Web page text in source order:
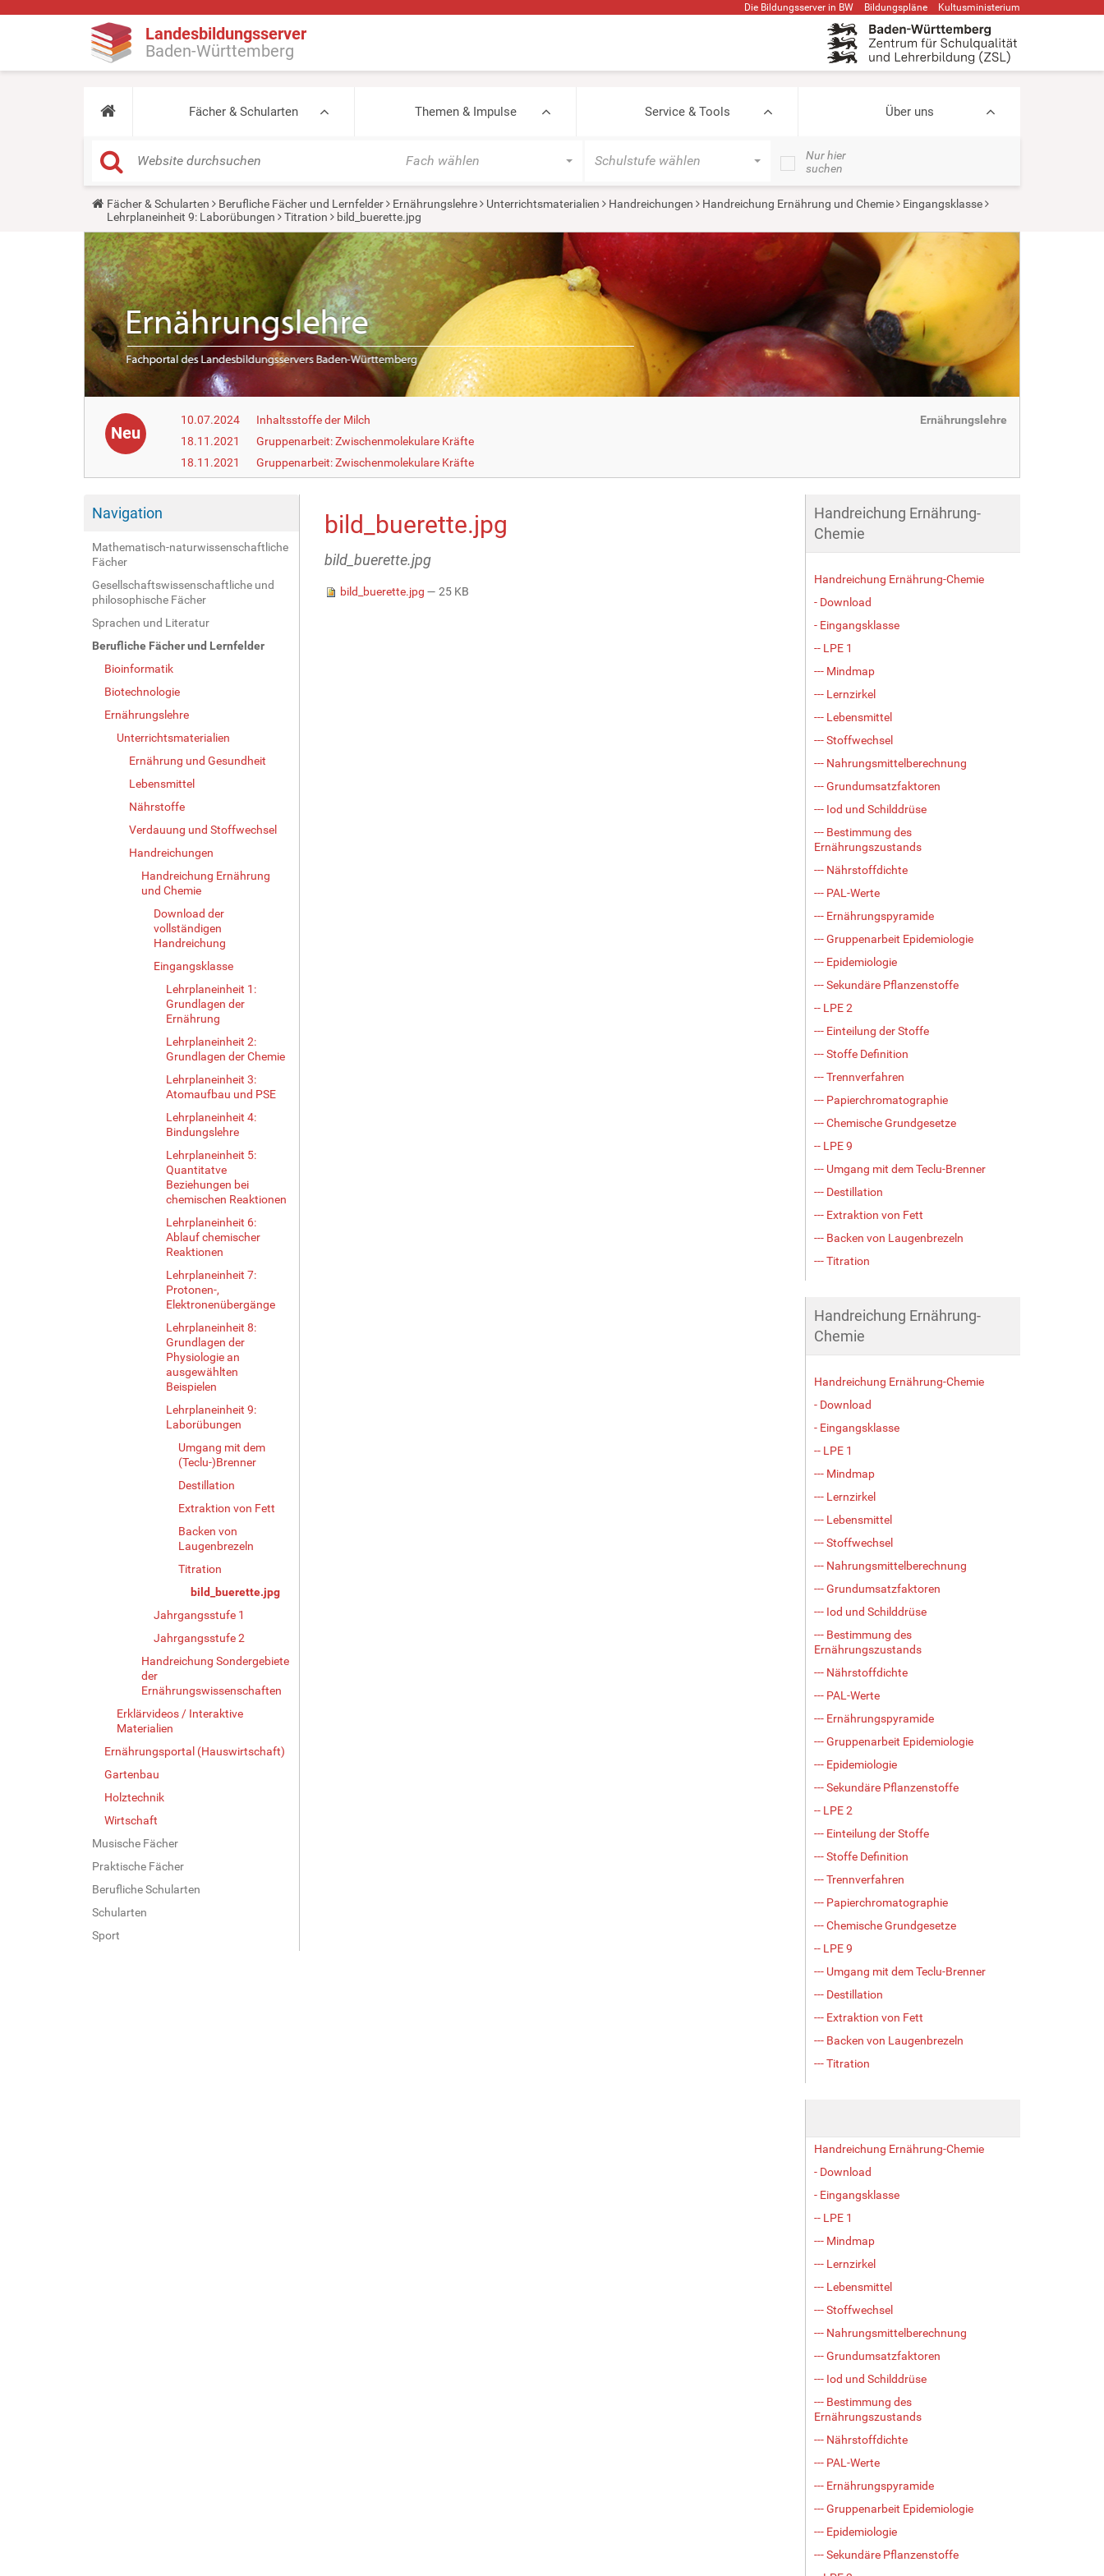
Die Bildungsserver in BW Bildungspläne Kultusministerium
Landesbildungsserver
Baden-Württemberg
Fächer & Schularten Themen & Impulse Service & Tools Über uns
Fach wählen Schulstufe wählen
Nur hier
suchen
Y
u
a
r
e
h
e
r
e
:
Fächer & Schularten Berufliche Fächer und Lernfelder Ernährungslehre Unterrichtsmaterialien Handreichungen Handreichung Ernährung und Chemie
Eingangsklasse
Lehrplaneinheit 9: Laborübungen
Titration bild_buerette.jpg
Neu
10.07.2024
Inhaltsstoffe der Milch
18.11.2021
Gruppenarbeit: Zwischenmolekulare Kräfte
18.11.2021
Gruppenarbeit: Zwischenmolekulare Kräfte
Ernährungslehre
Navigation
Mathematisch-naturwissenschaftliche
Fächer
Gesellschaftswissenschaftliche und
philosophische Fächer
Sprachen und Literatur
Berufliche Fächer und Lernfelder
Bioinformatik
Biotechnologie
Ernährungslehre
Unterrichtsmaterialien
Ernährung und Gesundheit
Lebensmittel
Nährstoffe
Verdauung und Stoffwechsel
Handreichungen
Handreichung Ernährung
und Chemie
Download der
vollständigen
Handreichung
Eingangsklasse
Lehrplaneinheit 1:
Grundlagen der
Ernährung
Lehrplaneinheit 2:
Grundlagen der Chemie
Lehrplaneinheit 3:
Atomaufbau und PSE
Lehrplaneinheit 4:
Bindungslehre
Lehrplaneinheit 5:
Quantitatve
Beziehungen bei
chemischen Reaktionen
Lehrplaneinheit 6:
Ablauf chemischer
Reaktionen
Lehrplaneinheit 7:
Protonen-,
Elektronenübergänge
Lehrplaneinheit 8:
Grundlagen der
Physiologie an
ausgewählten
Beispielen
Lehrplaneinheit 9:
Laborübungen
Umgang mit dem
(Teclu-)Brenner
Destillation
Extraktion von Fett
Backen von
Laugenbrezeln
Titration
bild_buerette.jpg
Jahrgangsstufe 1
Jahrgangsstufe 2
Handreichung Sondergebiete
der
Ernährungswissenschaften
Erklärvideos / Interaktive
Materialien
Ernährungsportal (Hauswirtschaft)
Gartenbau
Holztechnik
Wirtschaft
Musische Fächer
Praktische Fächer
Berufliche Schularten
Schularten
Sport
bild_buerette.jpg
bild_buerette.jpg
bild_buerette.jpg — 25 KB
Handreichung Ernährung-
Chemie
Handreichung Ernährung-Chemie
- Download
- Eingangsklasse
-- LPE 1
--- Mindmap
--- Lernzirkel
--- Lebensmittel
--- Stoffwechsel
--- Nahrungsmittelberechnung
--- Grundumsatzfaktoren
--- Iod und Schilddrüse
--- Bestimmung des
Ernährungszustands
--- Nährstoffdichte
--- PAL-Werte
--- Ernährungspyramide
--- Gruppenarbeit Epidemiologie
--- Epidemiologie
--- Sekundäre Pflanzenstoffe
-- LPE 2
--- Einteilung der Stoffe
--- Stoffe Definition
--- Trennverfahren
--- Papierchromatographie
--- Chemische Grundgesetze
-- LPE 9
--- Umgang mit dem Teclu-Brenner
--- Destillation
--- Extraktion von Fett
--- Backen von Laugenbrezeln
--- Titration
Handreichung Ernährung-
Chemie
Handreichung Ernährung-Chemie
- Download
- Eingangsklasse
-- LPE 1
--- Mindmap
--- Lernzirkel
--- Lebensmittel
--- Stoffwechsel
--- Nahrungsmittelberechnung
--- Grundumsatzfaktoren
--- Iod und Schilddrüse
--- Bestimmung des
Ernährungszustands
--- Nährstoffdichte
--- PAL-Werte
--- Ernährungspyramide
--- Gruppenarbeit Epidemiologie
--- Epidemiologie
--- Sekundäre Pflanzenstoffe
-- LPE 2
--- Einteilung der Stoffe
--- Stoffe Definition
--- Trennverfahren
--- Papierchromatographie
--- Chemische Grundgesetze
-- LPE 9
--- Umgang mit dem Teclu-Brenner
--- Destillation
--- Extraktion von Fett
--- Backen von Laugenbrezeln
--- Titration
Handreichung Ernährung-Chemie
- Download
- Eingangsklasse
-- LPE 1
--- Mindmap
--- Lernzirkel
--- Lebensmittel
--- Stoffwechsel
--- Nahrungsmittelberechnung
--- Grundumsatzfaktoren
--- Iod und Schilddrüse
--- Bestimmung des
Ernährungszustands
--- Nährstoffdichte
--- PAL-Werte
--- Ernährungspyramide
--- Gruppenarbeit Epidemiologie
--- Epidemiologie
--- Sekundäre Pflanzenstoffe